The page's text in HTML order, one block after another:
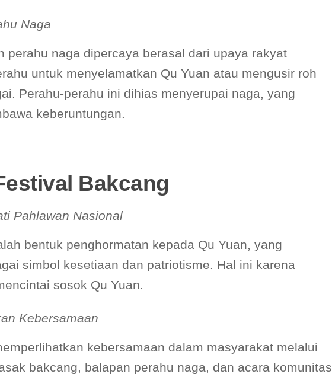
Naga
perahu naga dipercaya berasal dari upaya rakyat
untuk menyelamatkan Qu Yuan atau mengusir roh
Perahu-perahu ini dihias menyerupai naga, yang
keberuntungan.
Bakcang
Pahlawan Nasional
bentuk penghormatan kepada Qu Yuan, yang
simbol kesetiaan dan patriotisme. Hal ini karena
sosok Qu Yuan.
Kebersamaan
kebersamaan dalam masyarakat melalui
bakcang, balapan perahu naga, dan acara komunitas